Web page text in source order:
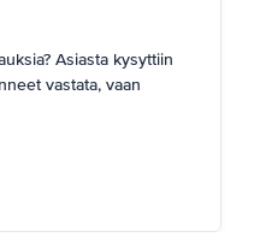
Asiasta kysyttiin
vastata, vaan